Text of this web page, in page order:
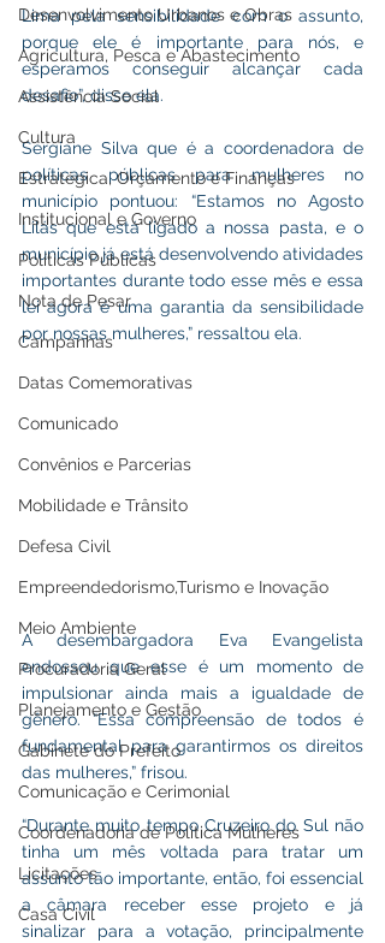
Desenvolvimento Urbanos e Obras
Agricultura, Pesca e Abastecimento
Assistência Social
Cultura
Estratégica, Orçamento e Finanças
Institucional e Governo
Políticas Públicas
Nota de Pesar
Campanhas
Datas Comemorativas
Comunicado
Convênios e Parcerias
Mobilidade e Trânsito
Defesa Civil
Empreendedorismo,Turismo e Inovação
Meio Ambiente
Procuradoria Geral
Planejamento e Gestão
Gabinete do Prefeito
Comunicação e Cerimonial
Coordenadoria de Politica Mulheres
Licitações
Casa Civil
Lima pela sensibilidade com o assunto,
porque ele é importante para nós, e
esperamos conseguir alcançar cada
desafio”, disse ela.
Sergiane Silva que é a coordenadora de
políticas públicas para mulheres no
município pontuou: “Estamos no Agosto
Lilás que está ligado a nossa pasta, e o
município já está desenvolvendo atividades
importantes durante todo esse mês e essa
lei agora é uma garantia da sensibilidade
por nossas mulheres,” ressaltou ela.
A desembargadora Eva Evangelista
endossou que esse é um momento de
impulsionar ainda mais a igualdade de
gênero. “Essa compreensão de todos é
fundamental para garantirmos os direitos
das mulheres,” frisou.
“Durante muito tempo Cruzeiro do Sul não
tinha um mês voltada para tratar um
assunto tão importante, então, foi essencial
a câmara receber esse projeto e já
sinalizar para a votação, principalmente